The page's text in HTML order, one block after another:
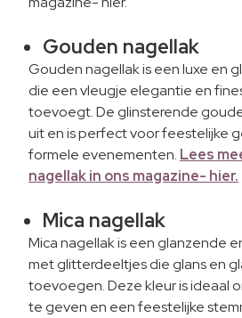
Gouden nagellak
Gouden nagellak is een luxe en
die een vleugje elegantie en
toevoegt. De glinsterende
uit en is perfect voor feestelijke
formele evenementen. Lees
nagellak in ons magazine- hier.
Mica nagellak
Mica nagellak is een glanzende
met glitterdeeltjes die glans en
toevoegen. Deze kleur is ideaal
te geven en een feestelijke